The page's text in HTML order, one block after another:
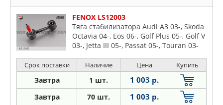
FENOX LS12003
Тяга стабилизатора Audi A3 03-, Skoda
Octavia 04-, Eos 06-, Golf Plus 05-, Golf V
03-, Jetta III 05-, Passat 05-, Touran 03-
Срок поставки Наличие Цена Купить
Завтра 1 шт. 1 003 р.
Завтра 70 шт. 1 003 р.